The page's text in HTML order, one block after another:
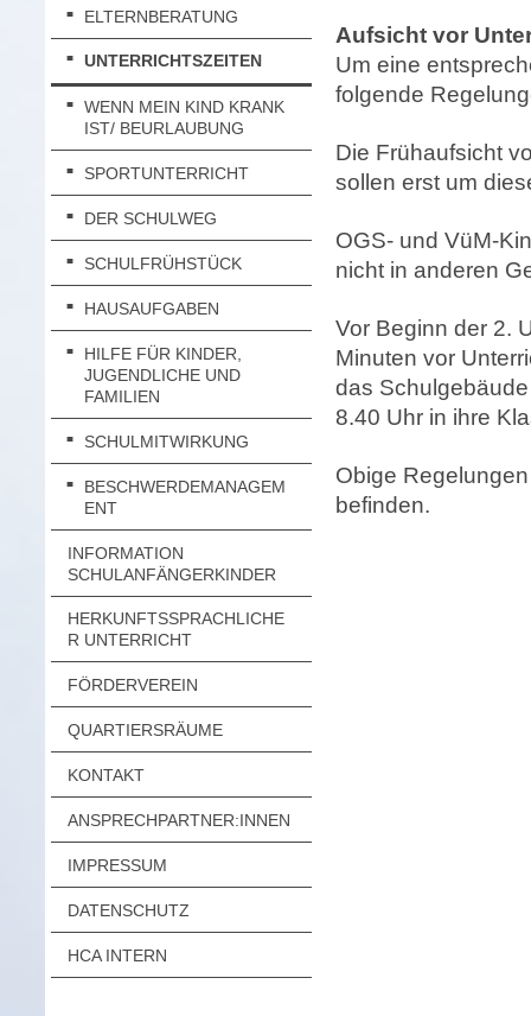
ELTERNBERATUNG
UNTERRICHTSZEITEN
WENN MEIN KIND KRANK
IST/ BEURLAUBUNG
SPORTUNTERRICHT
DER SCHULWEG
SCHULFRÜHSTÜCK
HAUSAUFGABEN
HILFE FÜR KINDER,
JUGENDLICHE UND
FAMILIEN
SCHULMITWIRKUNG
BESCHWERDEMANAGEM
ENT
INFORMATION
SCHULANFÄNGERKINDER
HERKUNFTSSPRACHLICHE
R UNTERRICHT
FÖRDERVEREIN
QUARTIERSRÄUME
KONTAKT
ANSPRECHPARTNER:INNEN
IMPRESSUM
DATENSCHUTZ
HCA INTERN
Aufsicht vor
Um eine
folgende
Die Frühaufsicht
sollen erst um
OGS- und VüM-
nicht in anderen
Vor Beginn der 2.
Minuten vor
das
8.40 Uhr in ihre
Obige
befinden.